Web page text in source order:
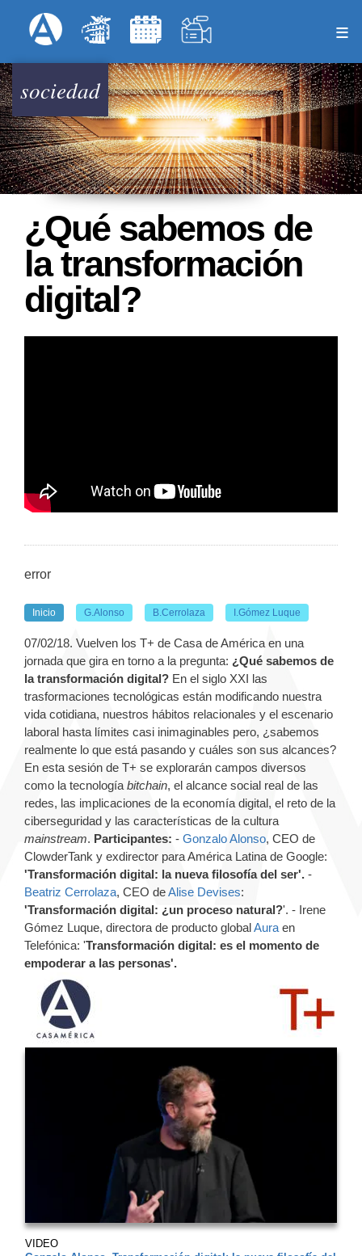
al
principal
Menú Superior
sociedad
¿Qué sabemos de
la transformación
digital?
error
Inicio G.Alonso B.Cerrolaza I.Gómez Luque
07/02/18. Vuelven los T+ de Casa de América en una
jornada que gira en torno a la pregunta: ¿Qué sabemos de
la transformación digital? En el siglo XXI las
trasformaciones tecnológicas están modificando nuestra
vida cotidiana, nuestros hábitos relacionales y el escenario
laboral hasta límites casi inimaginables pero, ¿sabemos
realmente lo que está pasando y cuáles son sus alcances?
En esta sesión de T+ se explorarán campos diversos
como la tecnología bitchain, el alcance social real de las
redes, las implicaciones de la economía digital, el reto de la
ciberseguridad y las características de la cultura
mainstream. Participantes: - Gonzalo Alonso, CEO de
ClowderTank y exdirector para América Latina de Google:
'Transformación digital: la nueva filosofía del ser'. -
Beatriz Cerrolaza, CEO deAlise Devises:
'Transformación digital: ¿un proceso natural?'. - Irene
Gómez Luque, directora de producto globalAura en
Telefónica: 'Transformación digital: es el momento de
empoderar a las personas'.
VIDEO